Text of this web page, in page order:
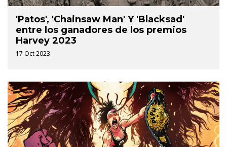
'Patos', 'Chainsaw Man' Y 'Blacksad'
entre los ganadores de los premios
Harvey 2023
17 Oct 2023.